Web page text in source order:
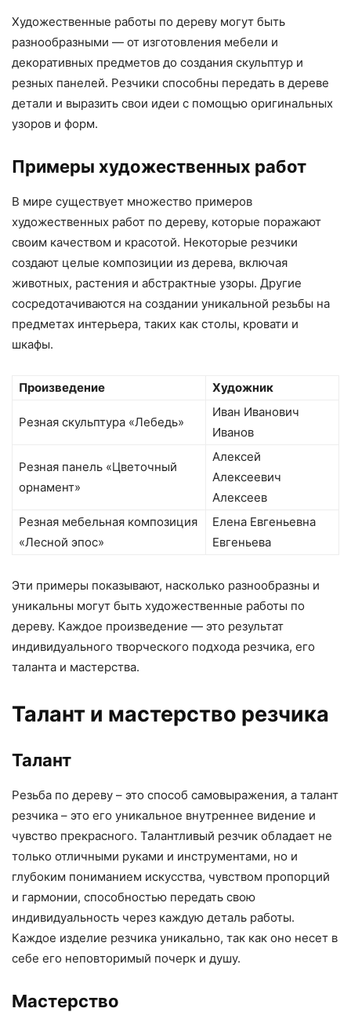
Художественные работы по дереву могут быть
разнообразными — от изготовления мебели и
декоративных предметов до создания скульптур и
резных панелей. Резчики способны передать в дереве
детали и выразить свои идеи с помощью оригинальных
узоров и форм.
Примеры художественных работ
В мире существует множество примеров
художественных работ по дереву, которые поражают
своим качеством и красотой. Некоторые резчики
создают целые композиции из дерева, включая
животных, растения и абстрактные узоры. Другие
сосредотачиваются на создании уникальной резьбы на
предметах интерьера, таких как столы, кровати и
шкафы.
Произведение Художник
Резная скульптура «Лебедь»
Иван Иванович
Иванов
Резная панель «Цветочный
орнамент»
Алексей
Алексеевич
Алексеев
Резная мебельная композиция
«Лесной эпос»
Елена Евгеньевна
Евгеньева
Эти примеры показывают, насколько разнообразны и
уникальны могут быть художественные работы по
дереву. Каждое произведение — это результат
индивидуального творческого подхода резчика, его
таланта и мастерства.
Талант и мастерство резчика
Талант
Резьба по дереву – это способ самовыражения, а талант
резчика – это его уникальное внутреннее видение и
чувство прекрасного. Талантливый резчик обладает не
только отличными руками и инструментами, но и
глубоким пониманием искусства, чувством пропорций
и гармонии, способностью передать свою
индивидуальность через каждую деталь работы.
Каждое изделие резчика уникально, так как оно несет в
себе его неповторимый почерк и душу.
Мастерство